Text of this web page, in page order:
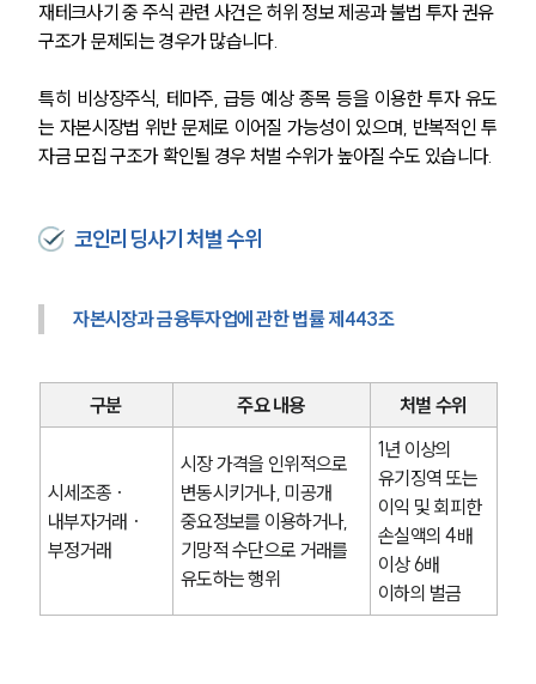
재테크사기 중 주식 관련 사건은 허위 정보 제공과 불법 투자 권유
구조가 문제되는 경우가 많습니다.
특히 비상장주식, 테마주, 급등 예상 종목 등을 이용한 투자 유도
는 자본시장법 위반 문제로 이어질 가능성이 있으며, 반복적인 투
자금 모집 구조가 확인될 경우 처벌 수위가 높아질 수도 있습니다.
코인리딩사기 처벌 수위
자본시장과 금융투자업에 관한 법률 제443조
구분 주요 내용 처벌 수위
시세조종 ·
내부자거래 ·
부정거래
시장 가격을 인위적으로
변동시키거나, 미공개
중요정보를 이용하거나,
기망적 수단으로 거래를
유도하는 행위
1년 이상의
유기징역 또는
이익 및 회피한
손실액의 4배
이상 6배
이하의 벌금